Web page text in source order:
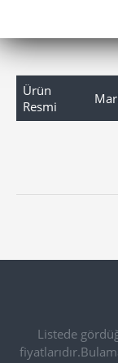
Ürün
Resmi
Listede